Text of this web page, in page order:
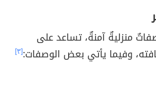
منزليةٌ آمنةٌ، تساعد على
وفيما يأتي بعض الوصفات:[٣]